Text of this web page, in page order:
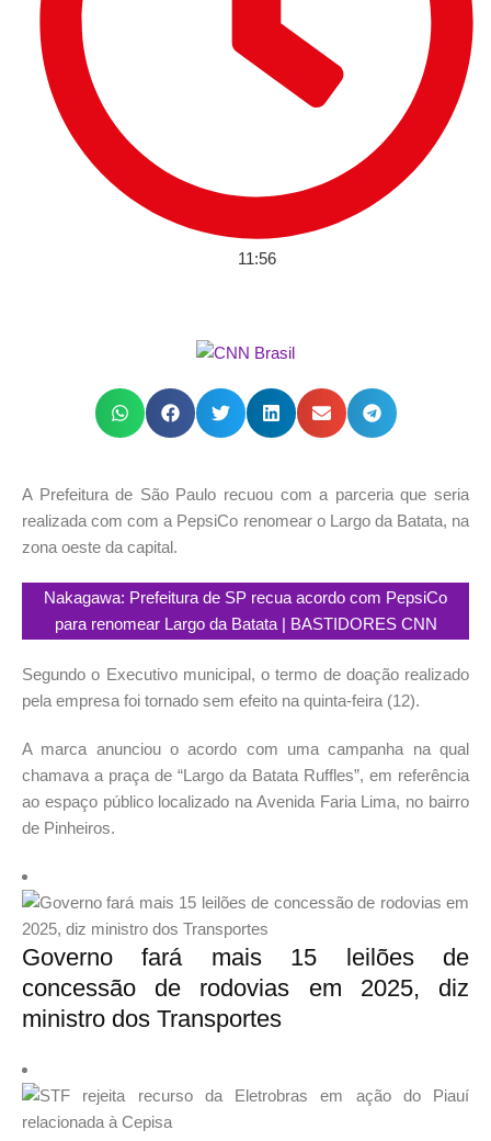
11:56
A Prefeitura de São Paulo recuou com a parceria que seria
realizada com com a PepsiCo renomear o Largo da Batata, na
zona oeste da capital.
Nakagawa: Prefeitura de SP recua acordo com PepsiCo
para renomear Largo da Batata | BASTIDORES CNN
Segundo o Executivo municipal, o termo de doação realizado
pela empresa foi tornado sem efeito na quinta-feira (12).
A marca anunciou o acordo com uma campanha na qual
chamava a praça de “Largo da Batata Ruffles”, em referência
ao espaço público localizado na Avenida Faria Lima, no bairro
de Pinheiros.
Governo fará mais 15 leilões de
concessão de rodovias em 2025, diz
ministro dos Transportes